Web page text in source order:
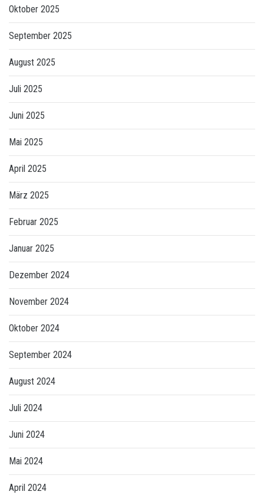
Oktober 2025
September 2025
August 2025
Juli 2025
Juni 2025
Mai 2025
April 2025
März 2025
Februar 2025
Januar 2025
Dezember 2024
November 2024
Oktober 2024
September 2024
August 2024
Juli 2024
Juni 2024
Mai 2024
April 2024